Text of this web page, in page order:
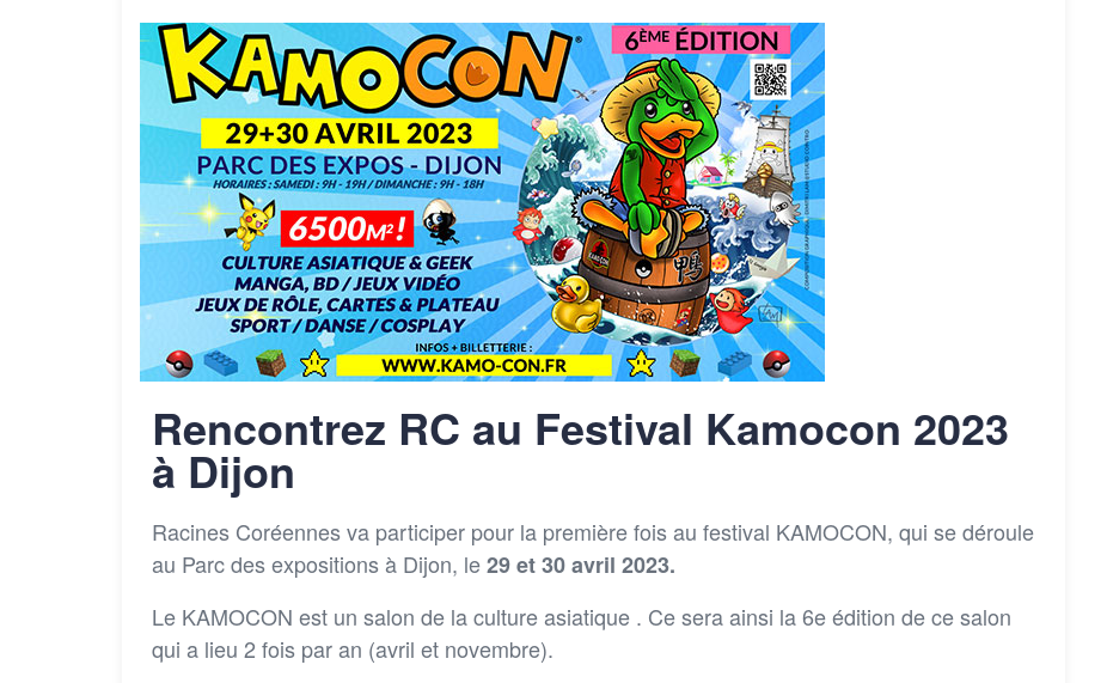
Rencontrez RC au Festival Kamocon 2023
à Dijon
Racines Coréennes va participer pour la première fois au festival KAMOCON, qui se déroule
au Parc des expositions à Dijon, le29 et 30 avril 2023.
Le KAMOCON est un salon de la culture asiatique . Ce sera ainsi la 6e édition de ce salon
qui a lieu 2 fois par an (avril et novembre).